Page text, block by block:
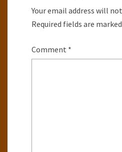
Your email address will
Required fields are marked
Comment *